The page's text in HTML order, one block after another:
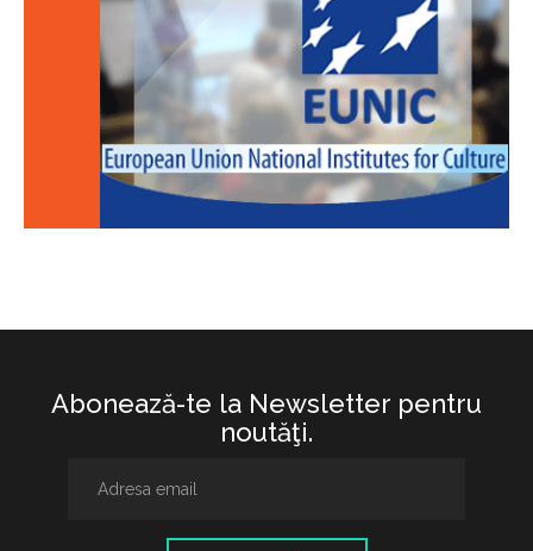
Abonează-te la Newsletter pentru
noutăţi.